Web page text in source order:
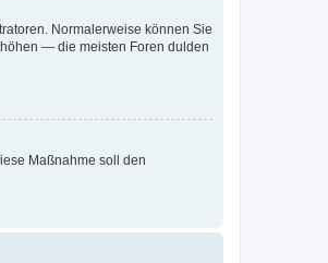
Normalerweise können Sie
— die meisten Foren dulden
Maßnahme soll den